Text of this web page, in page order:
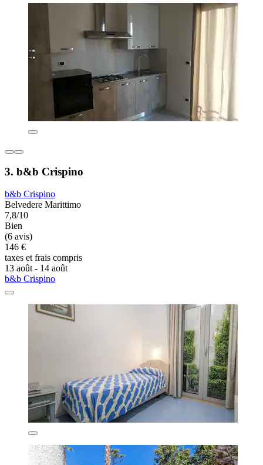
3. b&b Crispino
b&b Crispino
Belvedere Marittimo
7,8/10
Bien
(6 avis)
146 €
taxes et frais compris
13 août - 14 août
b&b Crispino